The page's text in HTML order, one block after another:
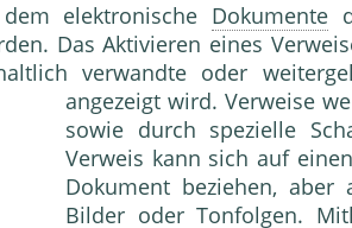
elektronische Dokumente
Das Aktivieren eines
verwandte oder
angezeigt wird. Verweise
sowie durch spezielle
Verweis kann sich auf
Dokument beziehen,
Bilder oder Tonfolgen.